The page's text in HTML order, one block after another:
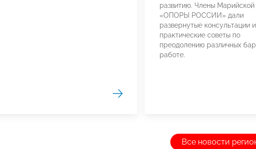
развитию. Члены Марийской
«ОПОРЫ РОССИИ» дали
развернутые консультации и
практические советы по
преодолению различных
работе.
Все новости